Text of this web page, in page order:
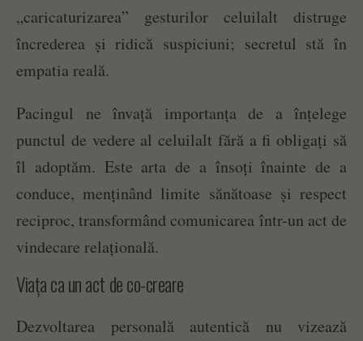
„caricaturizarea” gesturilor celuilalt distruge
încrederea și ridică suspiciuni; secretul stă în
empatia reală.
Pacingul ne învață importanța de a înțelege
punctul de vedere al celuilalt fără a fi obligați să
îl adoptăm. Este arta de a însoți înainte de a
conduce, menținând limite sănătoase și respect
reciproc, transformând comunicarea într-un act de
vindecare relațională.
Viața ca un act de co-creare
Dezvoltarea personală autentică nu vizează